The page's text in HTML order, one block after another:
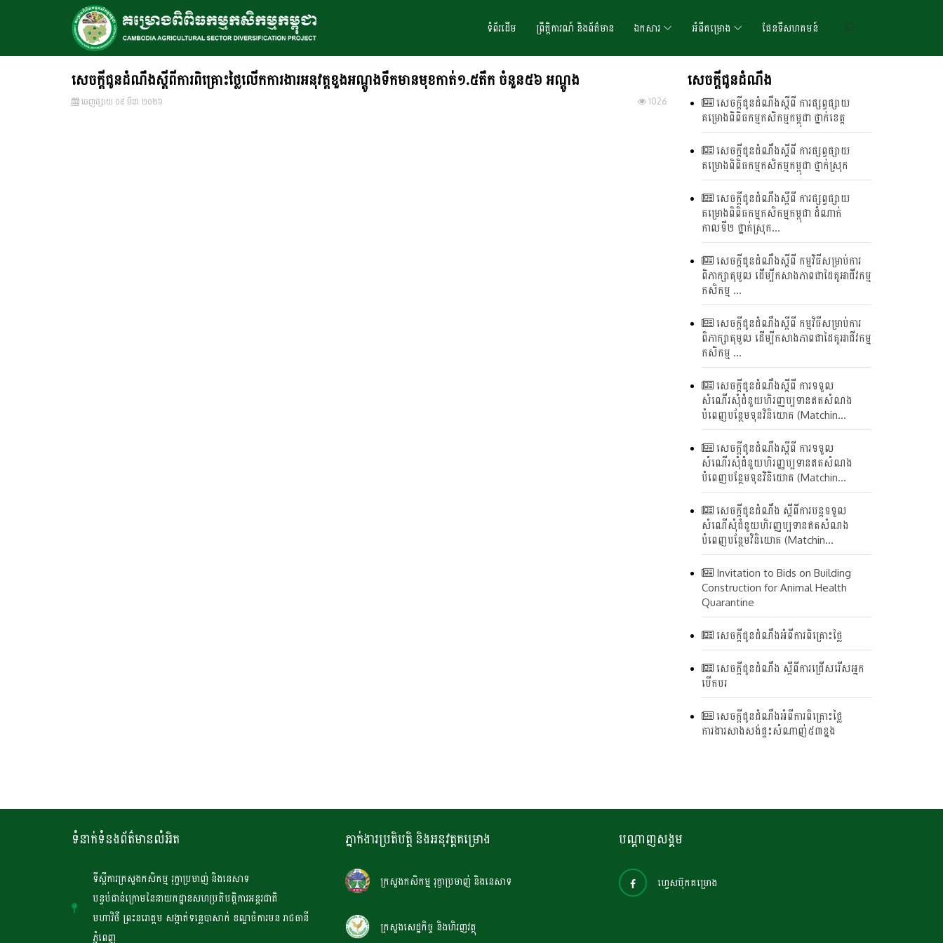
ទំព័រដើម ព្រឹត្តិការណ៍ និងព័ត៌មាន ឯកសារ អំពីគម្រោង ផែនទីសហគមន៍
សេចក្តីជូនដំណឹងស្តីពីការពិគ្រោះថ្លៃលើកការងារអនុវត្តខួងអណ្តូងទឹកមានមុខកាត់១.៥តឹក ចំនួន៥៦ អណ្តូង
ចេញ​ផ្សាយ​ ០៩ មីនា ២០២៦ 1026
សេចក្តីជូនដំណឹង
សេចក្តីជូនដំណឹងស្តីពី ការផ្សព្វផ្សាយ
គម្រោងពិពិធកម្មកសិកម្មកម្ពុជា ថ្នាក់ខេត្ត
សេចក្តីជូនដំណឹងស្តីពី ការផ្សព្វផ្សាយ
គម្រោងពិពិធកម្មកសិកម្មកម្ពុជា ថ្នាក់ស្រុក
សេចក្តីជូនដំណឹងស្តីពី ការផ្សព្វផ្សាយ
គម្រោងពិពិធកម្មកសិកម្មកម្ពុជា ដំណាក់
កាលទី២ ថ្នាក់ស្រុក...
សេចក្តីជូនដំណឹងស្តីពី កម្មវិធីសម្រាប់ការ
ពិភាក្សាតុមូល ដើម្បីកសាងភាពជាដៃគូអាជីវកម្ម
កសិកម្ម ...
សេចក្តីជូនដំណឹងស្តីពី កម្មវិធីសម្រាប់ការ
ពិភាក្សាតុមូល ដើម្បីកសាងភាពជាដៃគូអាជីវកម្ម
កសិកម្ម ...
សេចក្តីជូនដំណឹងស្តីពី ការទទួល
សំណើរសុំជំនួយហិរញ្ញប្បទានឥតសំណង
បំពេញបន្ថែមទុនវិនិយោគ (Matchin...
សេចក្តីជូនដំណឹងស្តីពី ការទទួល
សំណើរសុំជំនួយហិរញ្ញប្បទានឥតសំណង
បំពេញបន្ថែមទុនវិនិយោគ (Matchin...
សេចក្តីជូនដំណឹង ស្តីពីការបន្តទទួល
សំណើសុំជំនួយហិរញ្ញប្បទានឥតសំណង
បំពេញបន្ថែមវិនិយោគ (Matchin...
Invitation to Bids on Building
Construction for Animal Health
Quarantine
សេចក្តីជូនដំណឹងអំពីការពិគ្រោះថ្លៃ
សេចក្តីជូនដំណឹង ស្តីពីការជ្រើសរើសអ្នក
បើកបរ
សេចក្តីជូនដំណឹងអំពីការពិគ្រោះថ្លៃ
ការងារសាងសង់ផ្ទះសំណាញ់៥៣ខ្នង
ទំនាក់ទំនងព័ត៌មានលំអិត
ទីស្តីការក្រសួងកសិកម្ម រុក្ខាប្រមាញ់ និងនេសាទ
បន្ទប់ជាន់ក្រោមនៃនាយកដ្ឋានសហប្រតិបត្តិការអន្តរជាតិ
មហាវិថី ព្រះនរោត្តម សង្កាត់ទន្លេបាសាក់ ខណ្ឌចំការមន រាជធានី
ភ្នំពេញ
ភ្នាក់ងារប្រតិបត្តិ និងអនុវត្តគម្រោង
ក្រសួងកសិកម្ម រុក្ខាប្រមាញ់ និងនេសាទ
ក្រសួងសេដ្ឋកិច្ច និងហិរញវត្ថុ
បណ្តាញសង្គម
ហ្វេសប៊ុកគម្រោង